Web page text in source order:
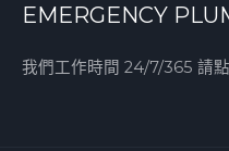
EMERGENCY
我們工作時間 24/7/365 請